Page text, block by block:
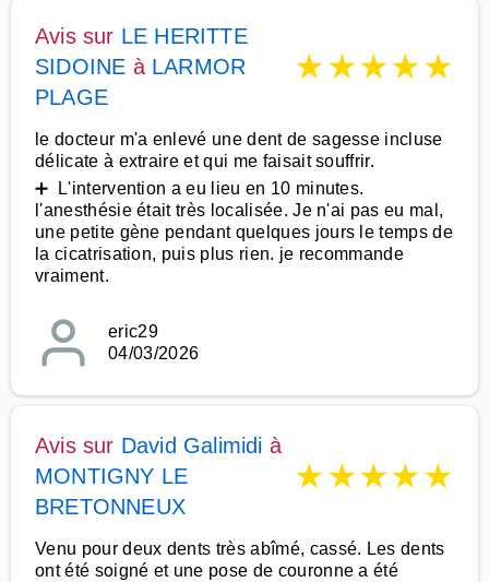
Avis sur LE HERITTE
SIDOINE à LARMOR
PLAGE
★★★★★
le docteur m'a enlevé une dent de sagesse incluse
délicate à extraire et qui me faisait souffrir.
➕ L'intervention a eu lieu en 10 minutes.
l'anesthésie était très localisée. Je n'ai pas eu mal,
une petite gène pendant quelques jours le temps de
la cicatrisation, puis plus rien. je recommande
vraiment.
eric29
04/03/2026
Avis sur David Galimidi à
MONTIGNY LE
BRETONNEUX
★★★★★
Venu pour deux dents très abîmé, cassé. Les dents
ont été soigné et une pose de couronne a été